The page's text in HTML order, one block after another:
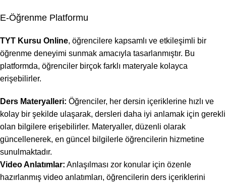
E-Öğrenme Platformu
TYT Kursu Online, öğrencilere kapsamlı ve etkileşimli bir
öğrenme deneyimi sunmak amacıyla tasarlanmıştır. Bu
platformda, öğrenciler birçok farklı materyale kolayca
erişebilirler.
Ders Materyalleri: Öğrenciler, her dersin içeriklerine hızlı ve
kolay bir şekilde ulaşarak, dersleri daha iyi anlamak için gerekli
olan bilgilere erişebilirler. Materyaller, düzenli olarak
güncellenerek, en güncel bilgilerle öğrencilerin hizmetine
sunulmaktadır.
Video Anlatımlar: Anlaşılması zor konular için özenle
hazırlanmış video anlatımları, öğrencilerin ders içeriklerini